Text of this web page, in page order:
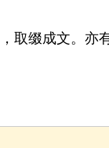
取缀成文。亦